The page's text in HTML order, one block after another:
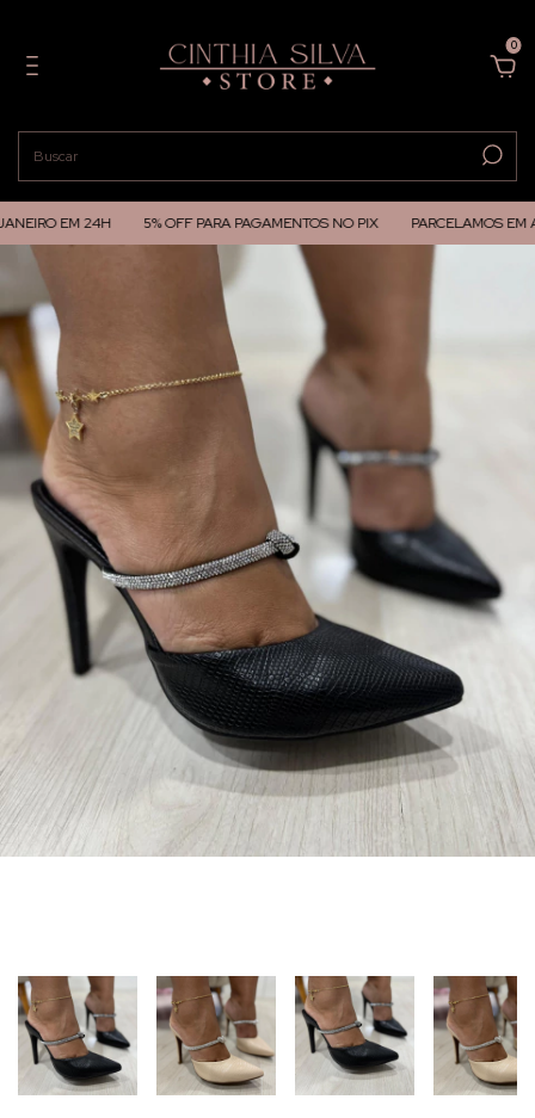
0
EM 24H 5% OFF PARA PAGAMENTOS NO PIX PARCELAMOS EM